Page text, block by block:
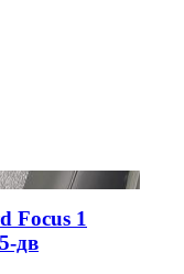
Focus 1
дв